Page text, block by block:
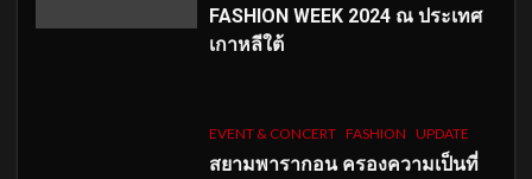
FASHION WEEK 2024 ณ ประเทศ
เกาหลีใต้
EVENT & CONCERT FASHION UPDATE
สยามพารากอน ครองความเป็นที่